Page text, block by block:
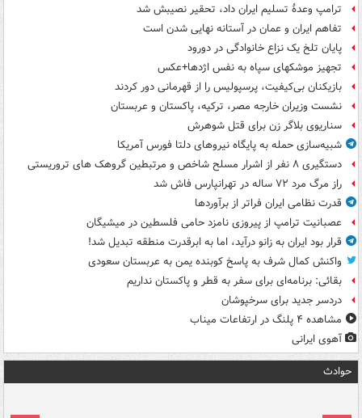
ترامپ وعدۀ تسلیم ایران داد، تحقیر نصیبش شد
تفاهم ایران و عمان در آستانه نهایی شدن است
پایان تلخ یک نزاع خانوادگی در دورود
تجهیز موشکهای سپاه به نفس اژدها+عکس
بازیکنان بی‌کیفیت، پرسپولیس را از قهرمانی دور کردند
نشست وزیران خارجه مصر، ترکیه، پاکستان و عربستان
سناریوی بلاگر زن برای قتل شوهرش
شبیه‌سازی حمله به پایگاه نیروهای دلتا فورس آمریکا
دستگیری ۸ نفر از اشرار مسلح شاخص و مرتبطین گروهک های تروریستی
راز مرگ مرد ۷۲ ساله در تهرانپارس فاش شد
قدرت نظامی ایران فراتر از برآوردها
عصبانیت ترامپ از پیروزی نامزد حامی فلسطین در میشیگان
قرار بود ایران به زانو درآید، اما به ابرقدرت منطقه تبدیل شد!
واکنش کمال شرف به پاسخ کوبنده یمن به عربستان سعودی
بقائی: برنامه‌ای برای سفر به قطر و پاکستان نداریم
دردسر جدید برای سرخپوشان
مشاهده ۴ پلنگ در ارتفاعات میناب
آهوی ایرانی
حوادث